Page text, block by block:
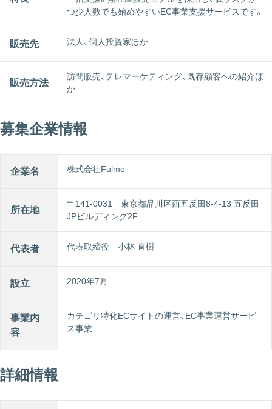
つ少人数でも始めやすいEC事業支援サービスです。
販売先 法人、個人投資家ほか
販売方法
訪問販売、テレマーケティング、既存顧客への紹介ほ
か
募集企業情報
企業名 株式会社Fulmo
所在地
〒141-0031 東京都品川区⻄五反⽥8-4-13 五反⽥
JPビルディング2F
代表者 代表取締役 ⼩林 直樹
設立 2020年7⽉
事業内
容
カテゴリ特化ECサイトの運営、EC事業運営サービ
ス事業
詳細情報